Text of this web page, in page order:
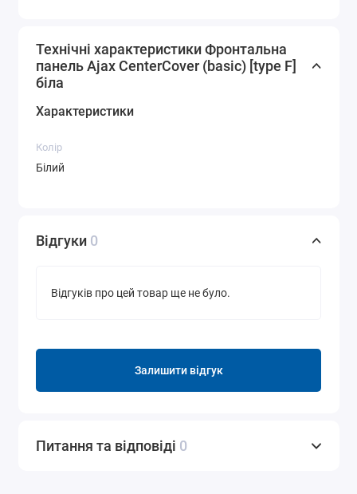
Технічні характеристики Фронтальна
панель Ajax CenterCover (basic) [type F]
біла
Характеристики
Колір
Білий
Відгуки 0
Відгуків про цей товар ще не було.
Залишити відгук
Питання та відповіді 0